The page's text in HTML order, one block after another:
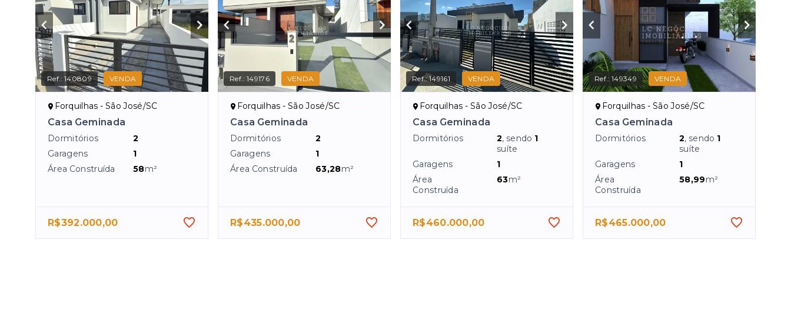
Ref.:140809 VENDA
Forquilhas - São José/SC
Casa Geminada
Dormitórios
2
Garagens
1
Área Construída
58m²
R$392.000,00
Ref.:149176 VENDA
Forquilhas - São José/SC
Casa Geminada
Dormitórios
2
Garagens
1
Área Construída
63,28m²
R$435.000,00
Ref.:149161 VENDA
Forquilhas - São José/SC
Casa Geminada
Dormitórios 2, sendo 1
suíte
Garagens
1
Área
Construída
63m²
R$460.000,00
Ref.:149349 VENDA
Forquilhas - São José/SC
Casa Geminada
Dormitórios 2, sendo 1
suíte
Garagens
1
Área
Construída
58,99m²
R$465.000,00